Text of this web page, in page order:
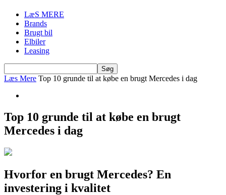
LæS MERE
Brands
Brugt bil
Elbiler
Leasing
Læs Mere Top 10 grunde til at købe en brugt Mercedes i dag
Top 10 grunde til at købe en brugt
Mercedes i dag
Hvorfor en brugt Mercedes? En
investering i kvalitet